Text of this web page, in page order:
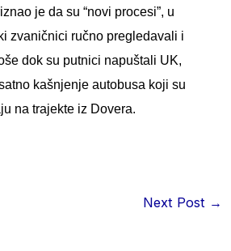
je da su “novi procesi”, u
zvaničnici ručno pregledavali i
dok su putnici napuštali UK,
kašnjenje autobusa koji su
na trajekte iz Dovera.
Next Post →